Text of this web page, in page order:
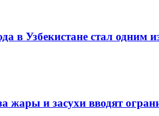
в Узбекистане стал
жары и засухи вводят